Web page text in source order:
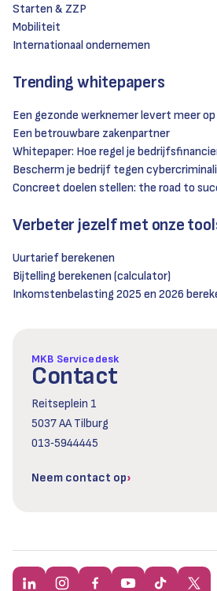
Starten & ZZP
Mobiliteit
Internationaal ondernemen
Trending whitepapers
Een gezonde werknemer levert meer op
Een betrouwbare zakenpartner
Whitepaper: Hoe regel je
Bescherm je bedrijf tegen
Concreet doelen stellen: the road to
Verbeter jezelf met onze
Uurtarief berekenen
Bijtelling berekenen (calculator)
Inkomstenbelasting 2025 en 2026
MKB Servicedesk
Contact
Reitseplein 1
5037 AA Tilburg
013‑5944445
Neem contact op